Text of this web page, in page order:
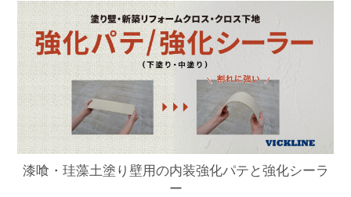
漆喰・珪藻土塗り壁用の内装強化パテと強化シーラ
ー